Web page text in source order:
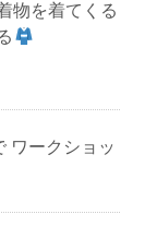
物を着てくる
ワークショッ